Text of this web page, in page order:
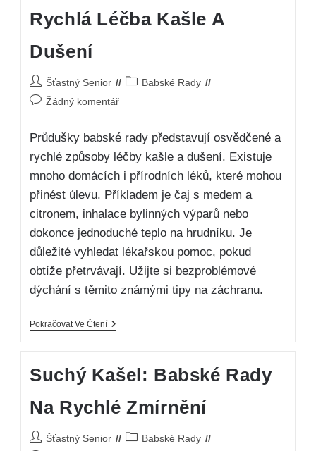
Rychlá Léčba Kašle A
Dušení
Šťastný Senior
Babské Rady
Žádný komentář
Průdušky babské rady představují osvědčené a
rychlé způsoby léčby kašle a dušení. Existuje
mnoho domácích i přírodních léků, které mohou
přinést úlevu. Příkladem je čaj s medem a
citronem, inhalace bylinných výparů nebo
dokonce jednoduché teplo na hrudníku. Je
důležité vyhledat lékařskou pomoc, pokud
obtíže přetrvávají. Užijte si bezproblémové
dýchání s těmito známými tipy na záchranu.
Pokračovat Ve Čtení
Suchý Kašel: Babské Rady
Na Rychlé Zmírnění
Šťastný Senior
Babské Rady